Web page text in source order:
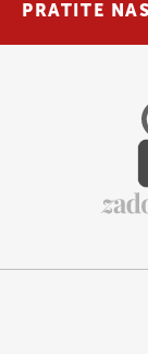
PRATITE